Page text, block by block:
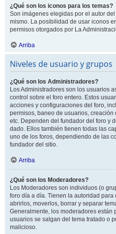
¿Qué son los iconos para los temas?
Son imágenes elegidas por el autor
mismo. La posibilidad de usar iconos
permisos otorgados por La
Arriba
Niveles de usuario y grupos
¿Qué son los Administradores?
Los Administradores son los usuarios
control sobre el foro entero. Estos
acciones y configuraciones del foro,
permisos, baneo de usuarios,
etc. Dependen del fundador del foro y
dado. Ellos también tienen todas las
uno de los foros, dependiendo de las
fundador del sitio.
Arriba
¿Qué son los Moderadores?
Los Moderadores son individuos (o
foro día a día. Tienen la autoridad
abrirlos, moverlos, borrar y separar
Generalmente, los moderadores están
usuarios se salgan del tema tratado o
malicioso.